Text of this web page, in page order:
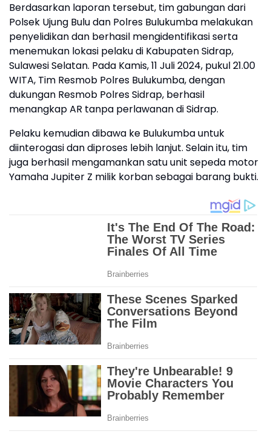
Berdasarkan laporan tersebut, tim gabungan dari
Polsek Ujung Bulu dan Polres Bulukumba melakukan
penyelidikan dan berhasil mengidentifikasi serta
menemukan lokasi pelaku di Kabupaten Sidrap,
Sulawesi Selatan. Pada Kamis, 11 Juli 2024, pukul 21.00
WITA, Tim Resmob Polres Bulukumba, dengan
dukungan Resmob Polres Sidrap, berhasil
menangkap AR tanpa perlawanan di Sidrap.
Pelaku kemudian dibawa ke Bulukumba untuk
diinterogasi dan diproses lebih lanjut. Selain itu, tim
juga berhasil mengamankan satu unit sepeda motor
Yamaha Jupiter Z milik korban sebagai barang bukti.